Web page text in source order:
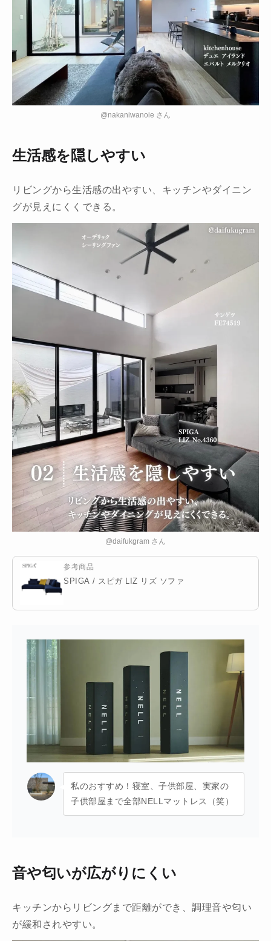
@nakaniwanoie さん
生活感を隠しやすい
リビングから生活感の出やすい、キッチンやダイニン
グが見えにくくできる。
@daifukgram さん
参考商品
SPIGA / スピガ LIZ リズ ソファ
私のおすすめ！寝室、子供部屋、実家の
子供部屋まで全部NELLマットレス（笑）
音や匂いが広がりにくい
キッチンからリビングまで距離ができ、調理音や匂い
が緩和されやすい。